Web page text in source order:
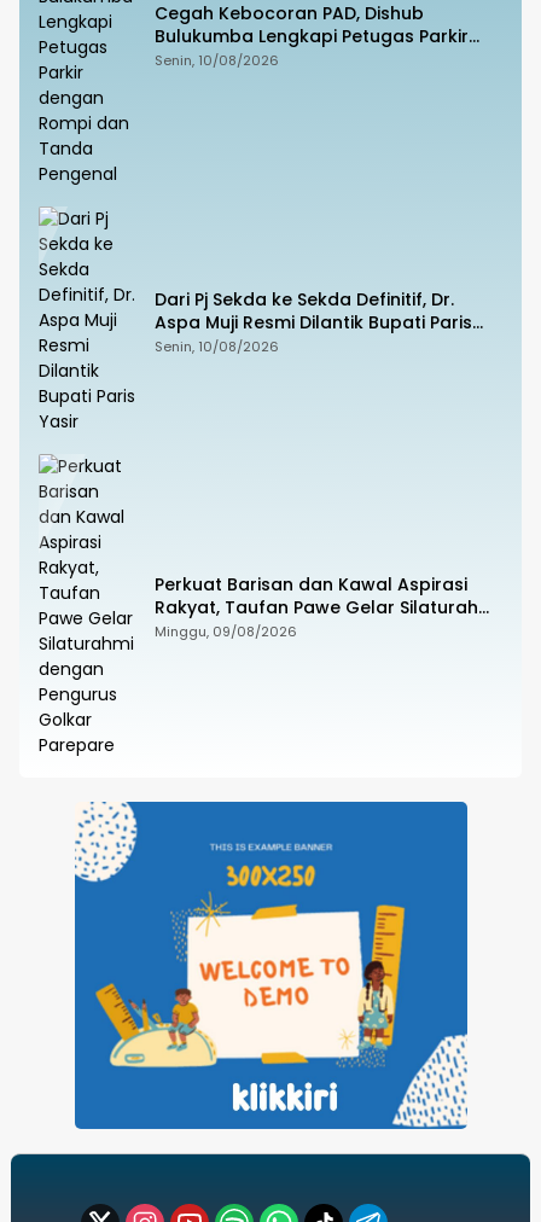
Cegah Kebocoran PAD, Dishub
Bulukumba Lengkapi Petugas Parkir
dengan Rompi dan Tanda Pengenal
Senin, 10/08/2026
Dari Pj Sekda ke Sekda Definitif, Dr.
Aspa Muji Resmi Dilantik Bupati Paris
Yasir
Senin, 10/08/2026
Perkuat Barisan dan Kawal Aspirasi
Rakyat, Taufan Pawe Gelar Silaturahmi
dengan Pengurus Golkar Parepare
Minggu, 09/08/2026